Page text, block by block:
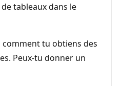
tableaux dans le
comment tu obtiens des
Peux-tu donner un